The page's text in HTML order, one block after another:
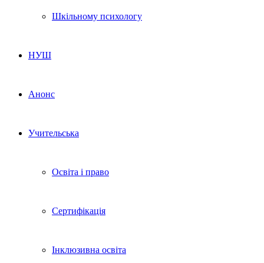
Шкільному психологу
НУШ
Анонс
Учительська
Освіта і право
Сертифікація
Інклюзивна освіта